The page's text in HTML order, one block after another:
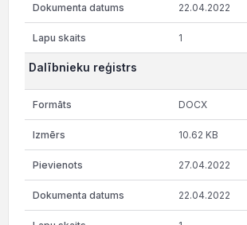
22.04.2022
1
Dalībnieku reģistrs
DOCX
10.62 KB
27.04.2022
22.04.2022